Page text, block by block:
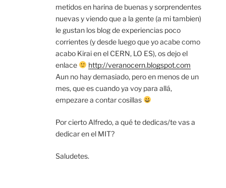
metidos en harina de buenas y sorprendentes
nuevas y viendo que a la gente (a mi tambien)
le gustan los blog de experiencias poco
corrientes (y desde luego que yo acabe como
acabo Kirai en el CERN, LO ES), os dejo el
enlace
http://veranocern.blogspot.com
Aun no hay demasiado, pero en menos de un
mes, que es cuando ya voy para allá,
empezare a contar cosillas
Por cierto Alfredo, a qué te dedicas/te vas a
dedicar en el MIT?
Saludetes.